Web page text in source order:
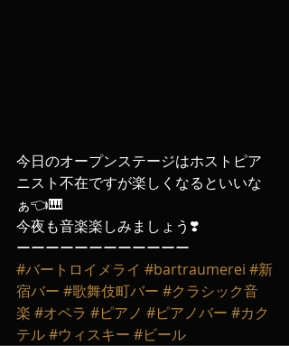
今日のオープンステージはホストピア
ニスト不在ですが楽しくなるといいな
ぁ👈🎹
今夜も音楽楽しみましょう❣️
ーーーーーーーーーーーー
#バートロイメライ #bartraumerei #新
宿バー #歌舞伎町バー #クラシック音
楽 #オペラ #ピアノ #ピアノバー #カク
テル#ウィスキー #ビール